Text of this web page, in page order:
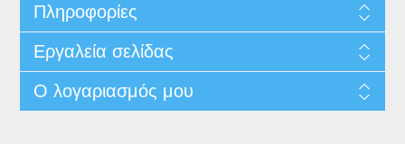
Πληροφορίες
Εργαλεία σελίδας
Ο λογαριασμός μου